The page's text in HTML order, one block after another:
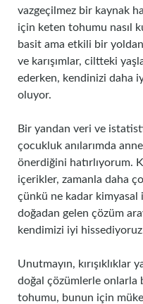
vazgeçilmez bir kaynak
için keten tohumu nasıl
basit ama etkili bir
ve karışımlar, ciltteki
ederken, kendinizi daha
oluyor.
Bir yandan veri ve
çocukluk anılarımda
önerdiğini hatırlıyorum.
içerikler, zamanla daha
çünkü ne kadar
doğadan gelen çözüm
kendimizi iyi
Unutmayın, kırışıklıklar
doğal çözümlerle onlarla
tohumu, bunun için